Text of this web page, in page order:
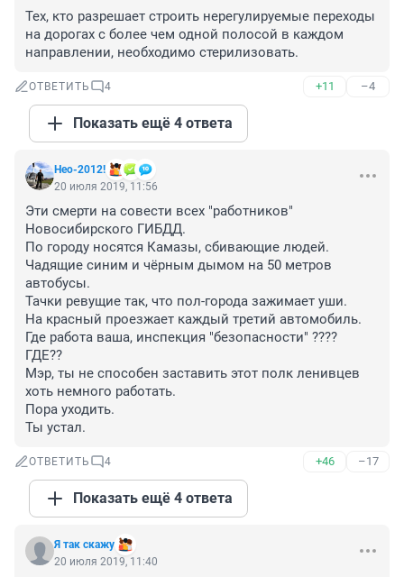
Тех, кто разрешает строить нерегулируемые переходы
на дорогах с более чем одной полосой в каждом
направлении, необходимо стерилизовать.
ОТВЕТИТЬ 4 +11 –4
Показать ещё 4 ответа
Нео-2012!
20 июля 2019, 11:56
Эти смерти на совести всех "работников"
Новосибирского ГИБДД.
По городу носятся Камазы, сбивающие людей.
Чадящие синим и чёрным дымом на 50 метров
автобусы.
Тачки ревущие так, что пол-города зажимает уши.
На красный проезжает каждый третий автомобиль.
Где работа ваша, инспекция "безопасности" ????
ГДЕ??
Мэр, ты не способен заставить этот полк ленивцев
хоть немного работать.
Пора уходить.
Ты устал.
ОТВЕТИТЬ 4 +46 –17
Показать ещё 4 ответа
Я так скажу
20 июля 2019, 11:40